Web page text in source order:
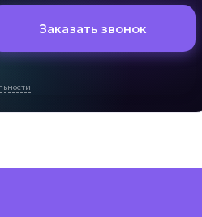
Заказать звонок